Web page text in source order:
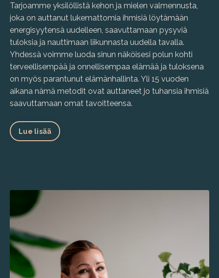
Tarjoamme yksilöllistä kehon ja mielen valmennusta,
joka on auttanut lukemattomia ihmisiä löytämään
energisyytensä uudelleen, saavuttamaan pysyviä
tuloksia ja nauttimaan liikunnasta uudella tavalla.
Yhdessä voimme luoda sinun näköisesi polun kohti
terveellisempää ja onnellisempaa elämää ja tuloksena
on myös parantunut elämänhallinta. Yli 15 vuoden
aikana nämä metodit ovat auttaneet jo tuhansia ihmisiä
saavuttamaan omat tavoitteensa.
Lue lisää